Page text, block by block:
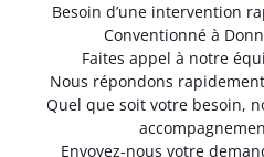
Besoin d’une intervention
Conventionné à
Faites appel à notre
Nous répondons
Quel que soit votre besoin,
Envoyez-nous votre